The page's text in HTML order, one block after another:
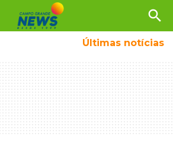
search
Últimas notícias